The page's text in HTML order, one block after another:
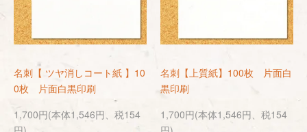
名刺【 ツヤ消しコート紙 】10
0枚 片面白黒印刷
1,700円(本体1,546円、税154
名刺【上質紙】100枚 片面白
黒印刷
1,700円(本体1,546円、税154